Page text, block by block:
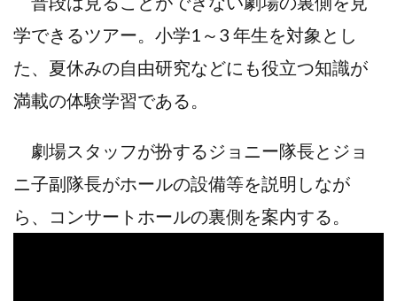
学できるツアー。小学1～3 年生を対象とし
た、夏休みの自由研究などにも役立つ知識が
満載の体験学習である。
劇場スタッフが扮するジョニー隊長とジョ
ニ子副隊長がホールの設備等を説明しなが
ら、コンサートホールの裏側を案内する。